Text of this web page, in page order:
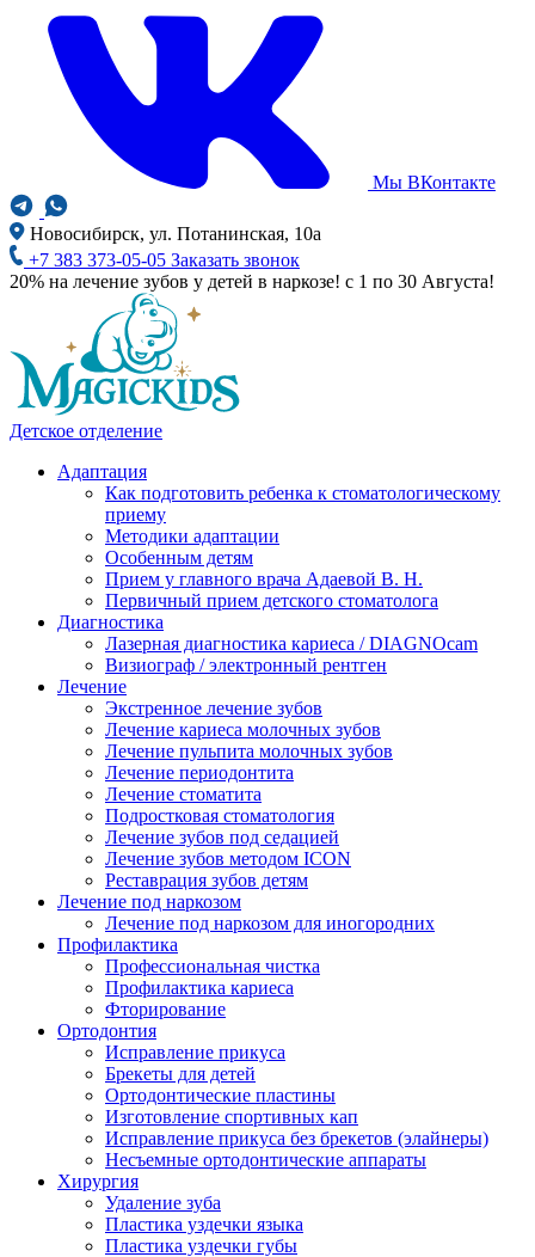
Мы ВКонтакте
Новосибирск, ул. Потанинская, 10а
+7 383 373-05-05 Заказать звонок
20% на лечение зубов у детей в наркозе! с 1 по 30 Августа!
Детское отделение
Адаптация
Как подготовить ребенка к стоматологическому
приему
Методики адаптации
Особенным детям
Прием у главного врача Адаевой В. Н.
Первичный прием детского стоматолога
Диагностика
Лазерная диагностика кариеса / DIAGNOcam
Визиограф / электронный рентген
Лечение
Экстренное лечение зубов
Лечение кариеса молочных зубов
Лечение пульпита молочных зубов
Лечение периодонтита
Лечение стоматита
Подростковая стоматология
Лечение зубов под седацией
Лечение зубов методом ICON
Реставрация зубов детям
Лечение под наркозом
Лечение под наркозом для иногородних
Профилактика
Профессиональная чистка
Профилактика кариеса
Фторирование
Ортодонтия
Исправление прикуса
Брекеты для детей
Ортодонтические пластины
Изготовление спортивных кап
Исправление прикуса без брекетов (элайнеры)
Несъемные ортодонтические аппараты
Хирургия
Удаление зуба
Пластика уздечки языка
Пластика уздечки губы